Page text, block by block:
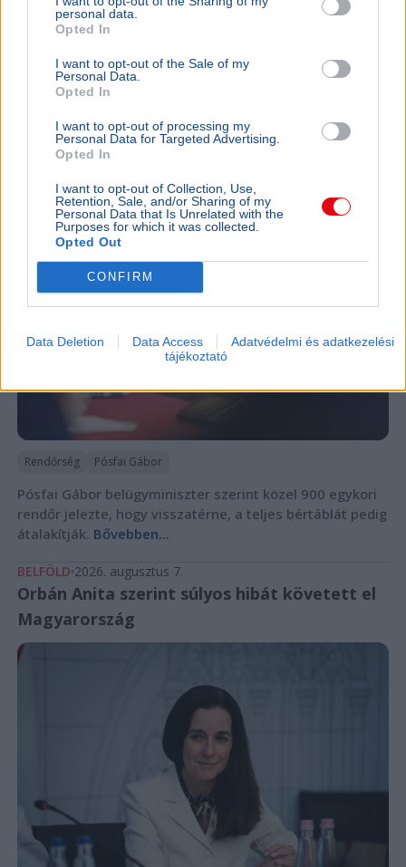
personal data.
Opted In
I want to opt-out of the Sale of my
Personal Data.
Opted In
I want to opt-out of processing my
Personal Data for Targeted Advertising.
Opted In
I want to opt-out of Collection, Use,
Retention, Sale, and/or Sharing of my
Personal Data that Is Unrelated with the
Purposes for which it was collected.
Opted Out
CONFIRM
Data Deletion Data Access
Adatvédelmi és adatkezelési
tájékoztató
új elnököt szeptember 26-án, Lázár János májusi
lemondása után.
Ajánljuk még
BELFÖLD 2026. augusztus 7.
Pósfai Gábor: közel 900 egykori rendőr térne
vissza a testülethez
Rendőrség Pósfai Gábor
Pósfai Gábor belügyminiszter szerint közel 900 egykori
rendőr jelezte, hogy visszatérne, a teljes bértáblát pedig
átalakítják. Bővebben...
BELFÖLD 2026. augusztus 7.
Orbán Anita szerint súlyos hibát követett el
Magyarország